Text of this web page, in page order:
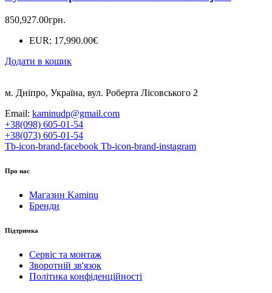
850,927.00грн.
EUR: 17,990.00€
Додати в кошик
м. Дніпро, Україна, вул. Роберта Лісовського 2
Email: kaminudp@gmail.com
+38(098) 605-01-54
+38(073) 605-01-54
Tb-icon-brand-facebook Tb-icon-brand-instagram
Про нас
Магазин Kaminu
Бренди
Підтримка
Сервіс та монтаж
Зворотній зв'язок
Політика конфіденційності